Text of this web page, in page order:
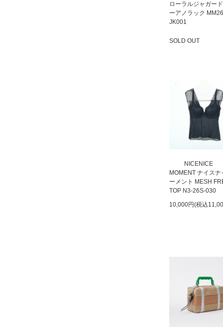
ローラルジャガー
ーアノラック
JK001
SOLD OUT
NICENICE
MOMENT ナイスナ
ーメント MESH
TOP N3-26S-030
10,000円(税込